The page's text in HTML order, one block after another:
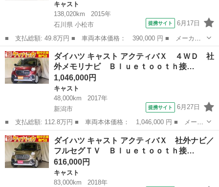
キャスト
138,020km
2015年
石川県 小松市
提携サイト 6月17日
■ 支払総額: 49.8万円 ■ 車両本体価格： 390,000 円 ■ メーカー
名： ダイハツ ■ 車種名： キャスト ■ グレード名： アクティ
バＸ ４ＷＤ ＳＤナビ地デジ フルセグＴＶ ＤＶＤビデオ Ｂｌ
ｕｅｔｏｏｔ...
石川 小松市 キャスト
ダイハツ キャスト アクティバＸ ４ＷＤ 社
外メモリナビ Ｂｌｕｅｔｏｏｔｈ接…
1,046,000円
キャスト
48,000km
2017年
新潟市
提携サイト 6月27日
■ 支払総額: 112.8万円 ■ 車両本体価格： 1,046,000 円 ■ メーカ
ー名： ダイハツ ■ 車種名： キャスト ■ グレード名： アクテ
ィバＸ ４ＷＤ 社外メモリナビ Ｂｌｕｅｔｏｏｔｈ接続対応 横
滑り防止...
新潟 新潟市 キャスト
ダイハツ キャスト アクティバＸ 社外ナビ／
フルセグＴＶ Ｂｌｕｅｔｏｏｔｈ接…
616,000円
キャスト
83,000km
2018年